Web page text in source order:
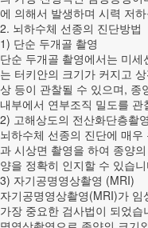
에 의해서 발생하며 시력 저
2. 뇌하수체 선종의 진단방법
1) 단순 두개골 촬영
단순 두개골 촬영에서는 미
는 터키안의 크기가 커지고
상 등이 관찰될 수 있으며, 종
내부에서 연부조직 밀도를 관
2) 고해상도의 전산화단층촬
뇌하수체 선종의 진단에 매
과 시상면 촬영을 하여 종양
양을 정확히 인지할 수 있습
3) 자기공명영상촬영 (MRI)
자기공명영상촬영(MRI)가
가장 중요한 검사법이 되었